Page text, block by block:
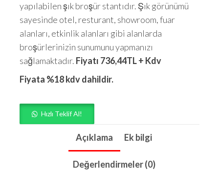
yapılabilen şık broşür stantıdır. Şık görünümü
sayesinde otel, resturant, showroom, fuar
alanları, etkinlik alanları gibi alanlarda
broşürlerinizin sunumunu yapmanızı
sağlamaktadır. Fiyatı 736,44TL + Kdv
Fiyata %18 kdv dahildir.
Hızlı Teklif Al!
Açıklama Ek bilgi
Değerlendirmeler (0)